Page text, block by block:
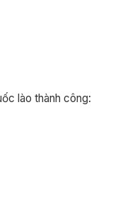
lào thành công: